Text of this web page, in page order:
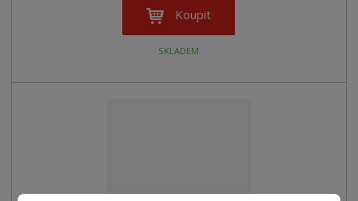
Koupit
SKLADEM